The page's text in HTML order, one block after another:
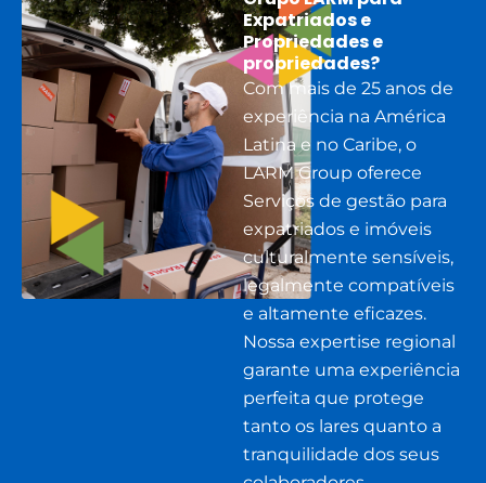
Expatriados e
Propriedades e
propriedades?
Com mais de 25 anos de
experiência na América
Latina e no Caribe, o
LARM Group oferece
Serviços de gestão para
expatriados e imóveis
culturalmente sensíveis,
legalmente compatíveis
e altamente eficazes.
Nossa expertise regional
garante uma experiência
perfeita que protege
tanto os lares quanto a
tranquilidade dos seus